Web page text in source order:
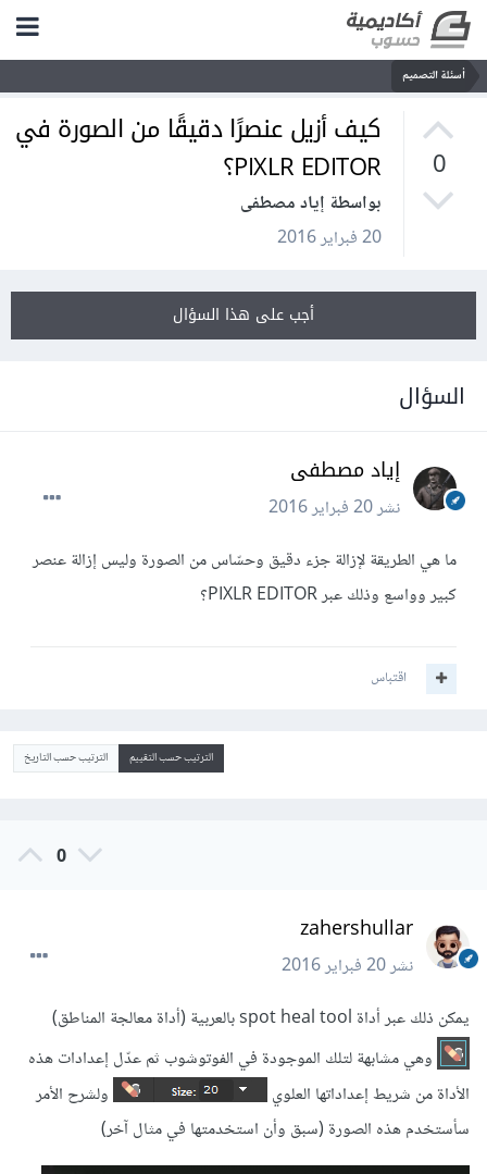
أسئلة التصميم
0
كيف أزيل عنصرًا دقيقًا من الصورة في
PIXLR EDITOR؟
بواسطة إياد مصطفى
20 فبراير 2016
أجب على هذا السؤال
السؤال
إياد مصطفى
نشر20 فبراير 2016
ما هي الطريقة لإزالة جزء دقيق وحسّاس من الصورة وليس إزالة عنصر
كبير وواسع وذلك عبر PIXLR EDITOR؟
اقتباس
الترتيب حسب التقييم الترتيب حسب التاريخ
0
zahershullar
نشر20 فبراير 2016
يمكن ذلك عبر أداة spot heal tool بالعربية (أداة معالجة المناطق)
وهي مشابهة لتلك الموجودة في الفوتوشوب ثم عدّل إعدادات هذه
الأداة من شريط إعداداتها العلوي
ولشرح الأمر
سأستخدم هذه الصورة (سبق وأن استخدمتها في مثال آخر)